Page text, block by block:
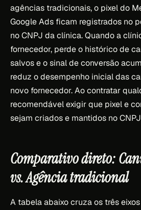
agências tradicionais, o pixel do
Google Ads ficam registrados no
no CNPJ da clínica. Quando a
fornecedor, perde o histórico de
salvos e o sinal de conversão
reduz o desempenho inicial das
novo fornecedor. Ao contratar
recomendável exigir que pixel e
sejam criados e mantidos no
Comparativo direto:
vs. Agência tradicional
A tabela abaixo cruza os três